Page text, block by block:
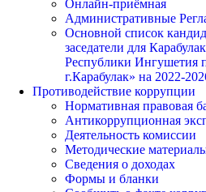
Онлайн-приёмная
Административные
Основной список
заседатели для
Республики Ингушетия
г.Карабулак» на 2022-
Противодействие коррупции
Нормативная правовая
Антикоррупционная
Деятельность комиссии
Методические
Сведения о доходах
Формы и бланки